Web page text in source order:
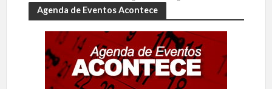
Agenda de Eventos Acontece